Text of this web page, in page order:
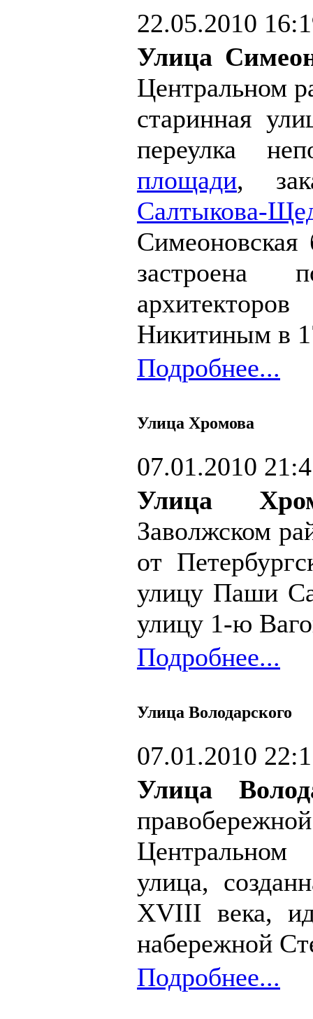
22.05.2010
Улица
Центральном
старинная
переулка
площади,
Салтыкова-
Симеоновская
застроена
Никитиным в
Подробнее...
Улица Хромова
07.01.2010
Улица
Заволжском
от
улицу Паши
улицу 1-ю
Подробнее...
Улица Володарского
07.01.2010
Улица
улица,
XVIII века,
набережной
Подробнее...